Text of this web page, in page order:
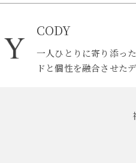
CODY
一人ひとりに寄り添っ
ドと個性を融合させた